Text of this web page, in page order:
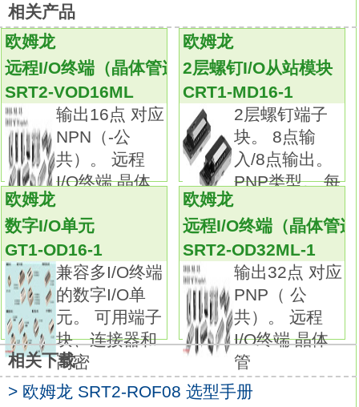
立式端子台型。
以合理的价格为您提供高可靠性产品。
有助于设备稳定运行，令人放心的基础电源
SRT2-ID16-1
可靠性高：通过增强抗异常输入电压、抗雷击
浪涌性能，
即使输入电压不稳定也可实现稳定运行。
使用寿命长：采用日系的105℃电解电容，
实现稳定的品质和长使用寿命。
放心无偿保证期3年。
宽电压输入：AC100-120V、AC200-240V系
列。
产品系列齐全：网罗FA应用中主要的输出电压
和功率。
国际标准：符合CE宣言、通过UL认证(所有机
型)、
CCC认证(15～150W机型)。
使用另售配件也可轻松实现DIN导轨安装。种
相关产品
欧姆龙
远程I/O终端（晶体管连接器型）
SRT2-VOD16ML
输出16点 对应
NPN（-公
共）。 远程
I/O终端 晶体
欧姆龙
2层螺钉I/O从站模块
CRT1-MD16-1
2层螺钉端子
块。 8点输
入/8点输出。
PNP类型。 每
欧姆龙
数字I/O单元
GT1-OD16-1
兼容多I/O终端
的数字I/O单
元。 可用端子
块、连接器和
高密
欧姆龙
远程I/O终端（晶体管
SRT2-OD32ML-1
输出32点 对应
PNP（ 公
共）。 远程
I/O终端 晶体
管
相关下载
> 欧姆龙 SRT2-ROF08 选型手册